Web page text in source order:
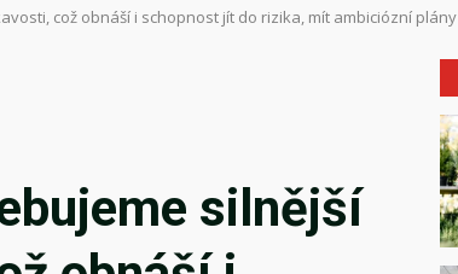
což obnáší i schopnost jít do rizika, mít ambiciózní plány
silnější